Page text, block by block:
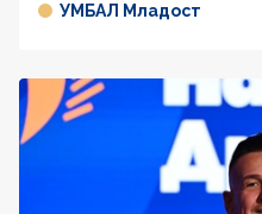
УМБАЛ Младост